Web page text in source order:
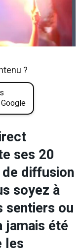
?
ses 20
diffusion
soyez à
sentiers ou
jamais été
les